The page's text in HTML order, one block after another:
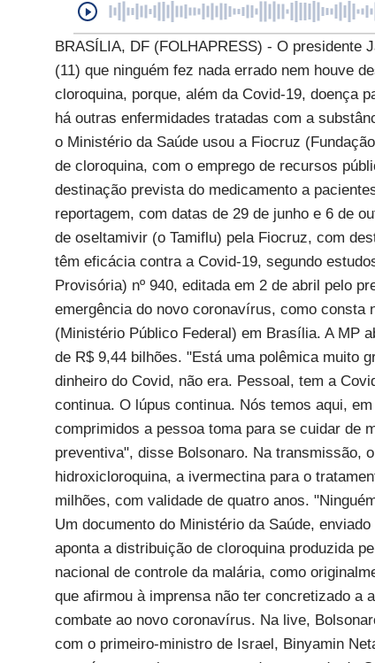
BRASÍLIA, DF (FOLHAPRESS) - O presidente
(11) que ninguém fez nada errado nem houve
cloroquina, porque, além da Covid-19, doença
há outras enfermidades tratadas com a
o Ministério da Saúde usou a Fiocruz
de cloroquina, com o emprego de recursos
destinação prevista do medicamento a
reportagem, com datas de 29 de junho e 6 de
de oseltamivir (o Tamiflu) pela Fiocruz, com
têm eficácia contra a Covid-19, segundo
Provisória) nº 940, editada em 2 de abril pelo
emergência do novo coronavírus, como consta
(Ministério Público Federal) em Brasília. A MP
de R$ 9,44 bilhões. "Está uma polêmica muito
dinheiro do Covid, não era. Pessoal, tem a
continua. O lúpus continua. Nós temos aqui,
comprimidos a pessoa toma para se cuidar de
preventiva", disse Bolsonaro. Na transmissão,
hidroxicloroquina, a ivermectina para o
milhões, com validade de quatro anos.
Um documento do Ministério da Saúde,
aponta a distribuição de cloroquina produzida
nacional de controle da malária, como
que afirmou à imprensa não ter concretizado a
combate ao novo coronavírus. Na live,
com o primeiro-ministro de Israel, Binyamin